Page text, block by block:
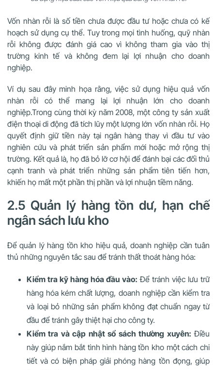
Vốn nhàn rỗi là số tiền chưa được đầu tư hoặc chưa có kế
hoạch sử dụng cụ thể. Tuy trong mọi tình huống, quỹ nhàn
rỗi không được đánh giá cao vì không tham gia vào thị
trường kinh tế và không đem lại lợi nhuận cho doanh
nghiệp.
Ví dụ sau đây minh họa rằng, việc sử dụng hiệu quả vốn
nhàn rỗi có thể mang lại lợi nhuận lớn cho doanh
nghiệp.Trong cùng thời kỳ năm 2008, một công ty sản xuất
điện thoại di động đã tích lũy một lượng lớn vốn nhàn rỗi. Họ
quyết định giữ tiền này tại ngân hàng thay vì đầu tư vào
nghiên cứu và phát triển sản phẩm mới hoặc mở rộng thị
trường. Kết quả là, họ đã bỏ lỡ cơ hội để đánh bại các đối thủ
cạnh tranh và phát triển những sản phẩm tiên tiến hơn,
khiến họ mất một phần thị phần và lợi nhuận tiềm năng.
2.5 Quản lý hàng tồn dư, hạn chế
ngân sách lưu kho
Để quản lý hàng tồn kho hiệu quả, doanh nghiệp cần tuân
thủ những nguyên tắc sau để tránh thất thoát hàng hóa:
Kiểm tra kỹ hàng hóa đầu vào: Để tránh việc lưu trữ
hàng hóa kém chất lượng, doanh nghiệp cần kiểm tra
và loại bỏ những sản phẩm không đạt chuẩn ngay từ
đầu để tránh gây thiệt hại cho công ty.
Kiểm tra và cập nhật sổ sách thường xuyên: Điều
này giúp nắm bắt tình hình hàng tồn kho một cách chi
tiết và có biện pháp giải phóng hàng tồn đọng, giúp